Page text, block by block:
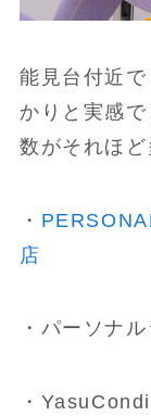
能見台付近
かりと実感
数がそれほど
・
店
・パーソナ
・